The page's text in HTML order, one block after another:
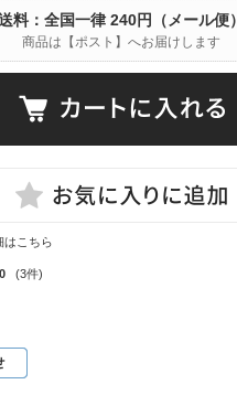
料：全国一律 240円（メール便）
商品は【ポスト】へお届けします
はこちら
(3件)